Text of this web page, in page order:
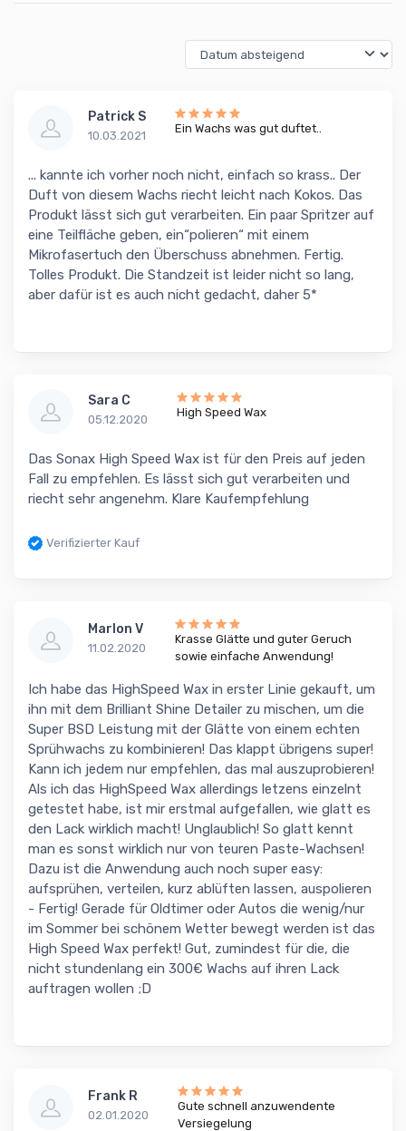
Patrick S
10.03.2021
Ein Wachs was gut duftet..
... kannte ich vorher noch nicht, einfach so krass.. Der
Duft von diesem Wachs riecht leicht nach Kokos. Das
Produkt lässt sich gut verarbeiten. Ein paar Spritzer auf
eine Teilfläche geben, ein“polieren“ mit einem
Mikrofasertuch den Überschuss abnehmen. Fertig.
Tolles Produkt. Die Standzeit ist leider nicht so lang,
aber dafür ist es auch nicht gedacht, daher 5*
Sara C
05.12.2020
High Speed Wax
Das Sonax High Speed Wax ist für den Preis auf jeden
Fall zu empfehlen. Es lässt sich gut verarbeiten und
riecht sehr angenehm. Klare Kaufempfehlung
Verifizierter Kauf
Marlon V
11.02.2020
Krasse Glätte und guter Geruch
sowie einfache Anwendung!
Ich habe das HighSpeed Wax in erster Linie gekauft, um
ihn mit dem Brilliant Shine Detailer zu mischen, um die
Super BSD Leistung mit der Glätte von einem echten
Sprühwachs zu kombinieren! Das klappt übrigens super!
Kann ich jedem nur empfehlen, das mal auszuprobieren!
Als ich das HighSpeed Wax allerdings letzens einzelnt
getestet habe, ist mir erstmal aufgefallen, wie glatt es
den Lack wirklich macht! Unglaublich! So glatt kennt
man es sonst wirklich nur von teuren Paste-Wachsen!
Dazu ist die Anwendung auch noch super easy:
aufsprühen, verteilen, kurz ablüften lassen, auspolieren
- Fertig! Gerade für Oldtimer oder Autos die wenig/nur
im Sommer bei schönem Wetter bewegt werden ist das
High Speed Wax perfekt! Gut, zumindest für die, die
nicht stundenlang ein 300€ Wachs auf ihren Lack
auftragen wollen ;D
Frank R
02.01.2020
Gute schnell anzuwendente
Versiegelung